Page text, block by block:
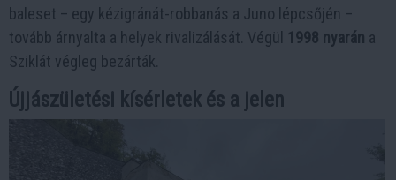
baleset – egy kézigránát-robbanás a Juno lépcsőjén –
tovább árnyalta a helyek rivalizálását. Végül 1998 nyarán a
Sziklát végleg bezárták.
Újjászületési kísérletek és a jelen